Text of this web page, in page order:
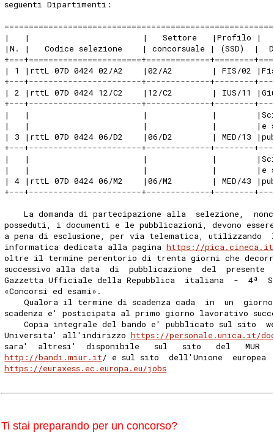
seguenti Dipartimenti:
|   |                       |   Settore   |Profilo |
|N. |   Codice selezione    | concorsuale | (SSD)  |
| 1 |rttL 07D 0424 02/A2    |02/A2        | FIS/02
+---+-----------------------+-------------+--------
| 2 |rttL 07D 0424 12/C2    |12/C2        | IUS/11
+---+-----------------------+-------------+--------
|   |                       |             |
|   |                       |             |        |e
| 3 |rttL 07D 0424 06/D2    |06/D2        | MED/13
+---+-----------------------+-------------+--------
|   |                       |             |
|   |                       |             |        |e
| 4 |rttL 07D 0424 06/M2    |06/M2        | MED/43
+---+-----------------------+-------------+--------
La domanda di partecipazione alla  selezione,
posseduti, i documenti e le pubblicazioni, devono
a pena di esclusione, per via telematica, utilizzando
informatica dedicata alla pagina https://pica.cineca.it
oltre il termine perentorio di trenta giorni che
successivo alla data  di  pubblicazione  del  presente
Gazzetta Ufficiale della Repubblica  italiana  -  4ª
«Concorsi ed esami».
Qualora il termine di scadenza cada  in  un
scadenza e' posticipata al primo giorno lavorativo
Copia integrale del bando e' pubblicato sul sito
Universita' all'indirizzo https://personale.unica.it/
sara'  altresi'  disponibile   sul   sito   del   MUR
http://bandi.miur.it/ e sul sito  dell'Unione
https://euraxess.ec.europa.eu/jobs
Ti stai preparando per un concorso?